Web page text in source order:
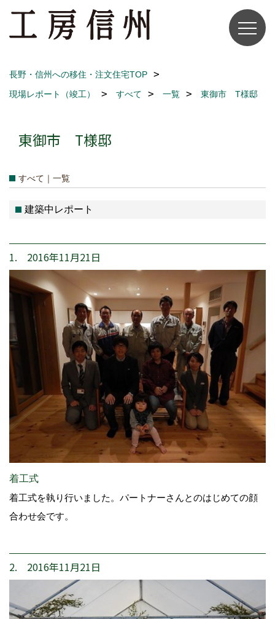
長野・信州への移住・注文住宅TOP
現場レポート（竣工）
すべて 一覧 東御市 T様邸
東御市 T様邸
すべて｜一覧
建築中レポート
1. 2016年11月21日
着工式
着工式を執り行いました。パートナーさんとのはじめての顔
合わせ会です。
2. 2016年11月21日